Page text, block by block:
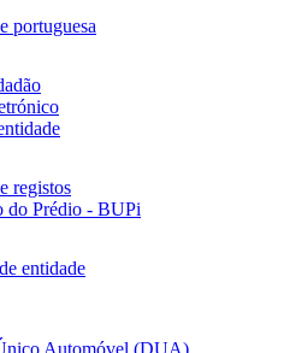
portuguesa
registos
do Prédio - BUPi
entidade
Automóvel (DUA)